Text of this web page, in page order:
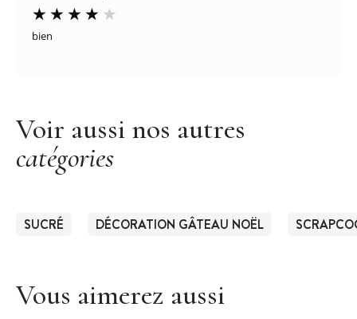
bien
Voir aussi nos autres
catégories
SUCRÉ DÉCORATION GÂTEAU NOËL
Vous aimerez aussi